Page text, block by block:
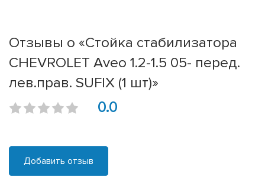
Отзывы о «Стойка стабилизатора
CHEVROLET Aveo 1.2-1.5 05- перед.
лев.прав. SUFIX (1 шт)»
0.0
Добавить отзыв